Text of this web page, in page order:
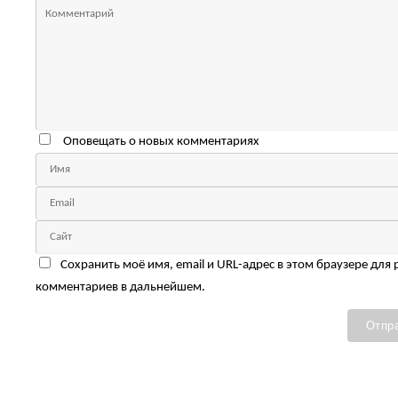
Оповещать о новых комментариях
Сохранить моё имя, email и URL-адрес в этом браузере для
комментариев в дальнейшем.